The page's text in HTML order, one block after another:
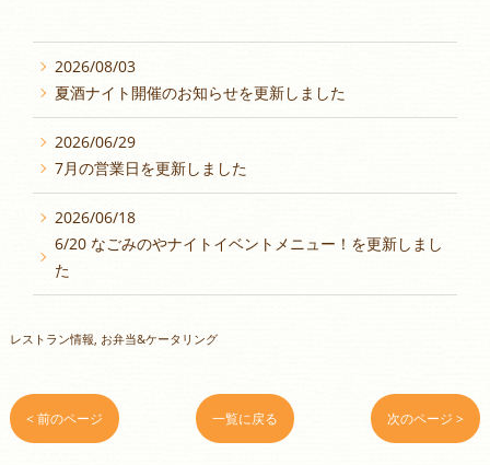
2026/08/03
夏酒ナイト開催のお知らせを更新しました
2026/06/29
7月の営業日を更新しました
2026/06/18
6/20 なごみのやナイトイベントメニュー！を更新しまし
た
レストラン情報 お弁当&ケータリング
< 前のページ 一覧に戻る 次のページ >